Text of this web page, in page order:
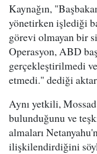
Kaynağın,
yönetirken işlediği
görevi olmayan bir
Operasyon, ABD
gerçekleştirilmedi
etmedi." dediği
Aynı yetkili,
bulunduğunu ve
almaları
ilişkilendirdiğini